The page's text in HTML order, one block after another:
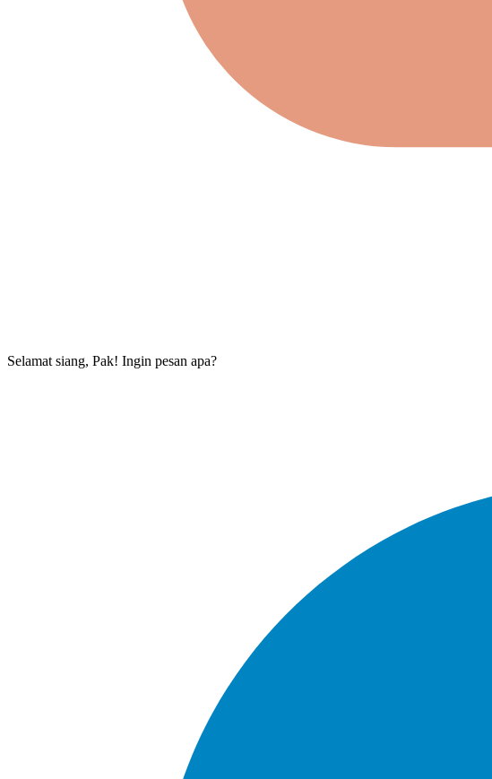
Selamat siang, Pak! Ingin pesan apa?